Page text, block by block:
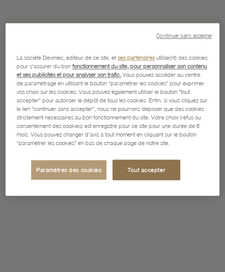
La société Devinlec, éditeur de ce site, etses partenairesutilise(nt) des cookies
pour s'assurer du bonfonctionnement du site, pour personnaliser son contenu
et ses publicités et pour analyser son trafic. Vous pouvez accéder au centre
de paramétrage en utilisant le bouton “paramétrer les cookies” pour exprimer
vos choix sur les cookies. Vous pouvez également utiliser le bouton "tout
accepter" pour autoriser le dépôt de tous les cookies. Enfin, si vous cliquez sur
le lien "continuer sans accepter", nous ne pourrons déposer que des cookies
strictement nécessaires au bon fonctionnement du site. Votre choix (refus ou
consentement des cookies) est enregistré pour ce site pour une durée de 6
mois. Vous pouvez changer d'avis à tout moment en cliquant sur le bouton
"paramétrer les cookies" en bas de chaque page de notre site.
Paramètres des cookies Tout accepter
Continuer sans accepter